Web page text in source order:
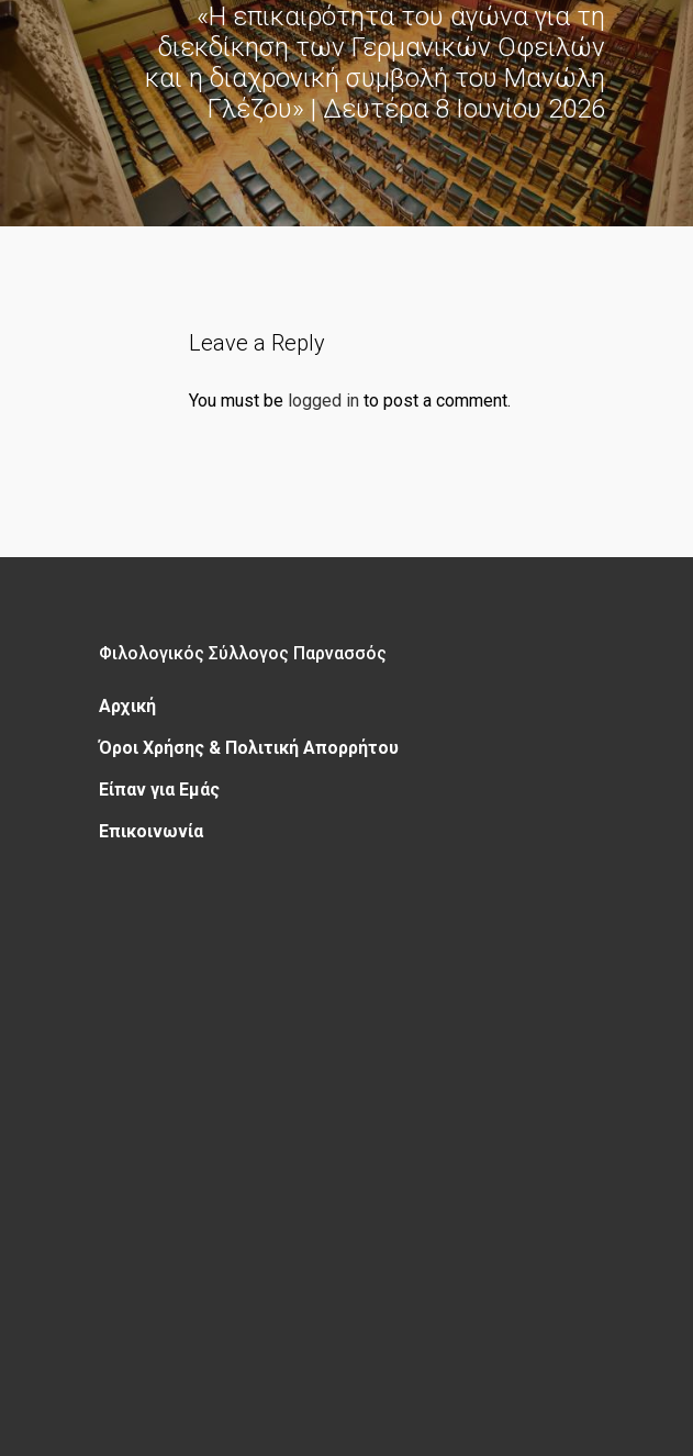
«Η επικαιρότητα του αγώνα για τη
διεκδίκηση των Γερμανικών Οφειλών
και η διαχρονική συμβολή του Μανώλη
Γλέζου» | Δευτέρα 8 Ιουνίου 2026
Leave a Reply
You must be logged in to post a comment.
Φιλολογικός Σύλλογος Παρνασσός
Αρχική
Όροι Χρήσης & Πολιτική Απορρήτου
Είπαν για Εμάς
Επικοινωνία